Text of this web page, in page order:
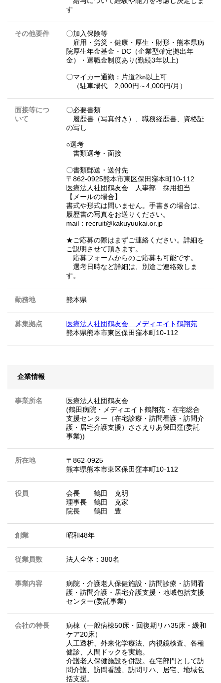
す
その他要件
〇加入保険等
雇用・労災・健康・厚生・財形・熊本県病
院厚生年金基金・DC（企業型確定拠出年
金）・退職金制度あり(勤続3年以上)
〇マイカー通勤：片道2㎞以上可
（駐車場代 2,000円～4,000円/月）
面接等につ
いて
〇必要書類
履歴書（写真付き）、職務経歴書、資格証
の写し
○選考
書類選考・面接
〇書類郵送・送付先
〒862-0925熊本市東区保田窪本町10-112
医療法人社団鶴友会 人事部 採用担当
【メールの場合】
書式や形式は問いません。手書きの場合は、
履歴書の写真をお送りください。
mail：recruit@kakuyuukai.or.jp
★ご応募の際はまずご連絡ください。詳細を
ご説明させて頂きます。
応募フォームからのご応募も可能です。
選考日時など詳細は、別途ご連絡致しま
す。
勤務地 熊本県
募集拠点
医療法人社団鶴友会 メディエイト鶴翔苑
熊本県熊本市東区保田窪本町10-112
企業情報
事業所名
医療法人社団鶴友会
(鶴田病院・メディエイト鶴翔苑・在宅総合
支援センター（在宅診療・訪問看護・訪問介
護・居宅介護支援）ささえりあ保田窪(委託
事業))
所在地
〒862-0925
熊本県熊本市東区保田窪本町10-112
役員
会長 鶴田 克明
理事長 鶴田 克家
院長 鶴田 豊
創業 昭和48年
従業員数 法人全体：380名
事業内容
病院・介護老人保健施設・訪問診療・訪問看
護・訪問介護・居宅介護支援・地域包括支援
センター(委託事業)
会社の特長
病棟（一般病棟50床・回復期リハ35床・緩和
ケア20床）
人工透析、外来化学療法、内視鏡検査、各種
健診、人間ドックを実施。
介護老人保健施設を併設。在宅部門として訪
問介護、訪問看護、訪問リハ、居宅、地域包
括支援。